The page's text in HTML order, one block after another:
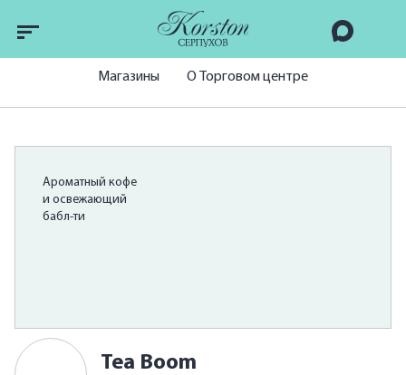
Магазины О Торговом центре
Ароматный кофе
и освежающий
бабл-ти
Tea Boom